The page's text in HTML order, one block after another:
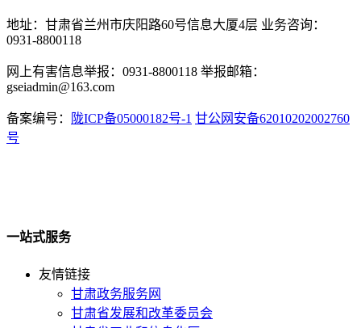
地址：甘肃省兰州市庆阳路60号信息大厦4层 业务咨询：
0931-8800118
网上有害信息举报：0931-8800118 举报邮箱：
gseiadmin@163.com
备案编号： 陇ICP备05000182号-1 甘公网安备62010202002760
号
一站式服务
友情链接
甘肃政务服务网
甘肃省发展和改革委员会